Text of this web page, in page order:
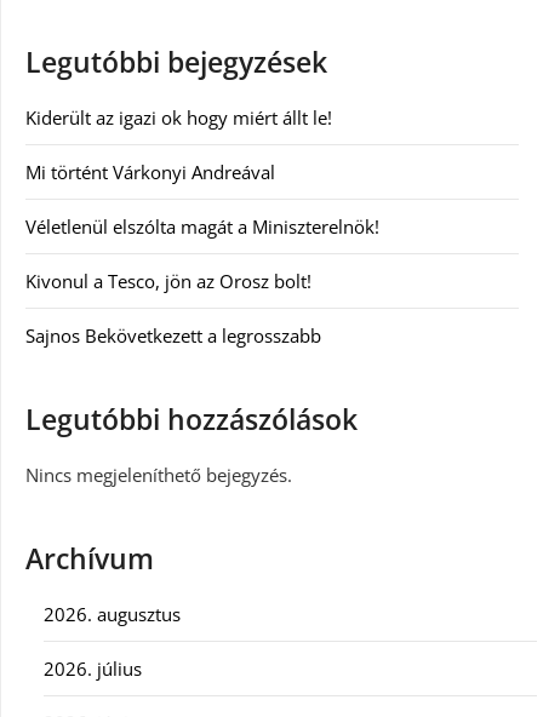
Legutóbbi bejegyzések
Kiderült az igazi ok hogy miért állt le!
Mi történt Várkonyi Andreával
Véletlenül elszólta magát a Miniszterelnök!
Kivonul a Tesco, jön az Orosz bolt!
Sajnos Bekövetkezett a legrosszabb
Legutóbbi hozzászólások
Nincs megjeleníthető bejegyzés.
Archívum
2026. augusztus
2026. július